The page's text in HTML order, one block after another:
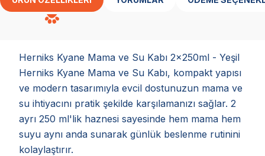
Herniks Kyane Mama ve Su Kabı 2x250ml - Yeşil
Herniks Kyane Mama ve Su Kabı, kompakt yapısı
ve modern tasarımıyla evcil dostunuzun mama ve
su ihtiyacını pratik şekilde karşılamanızı sağlar. 2
ayrı 250 ml'lik haznesi sayesinde hem mama hem
suyu aynı anda sunarak günlük beslenme rutinini
kolaylaştırır.